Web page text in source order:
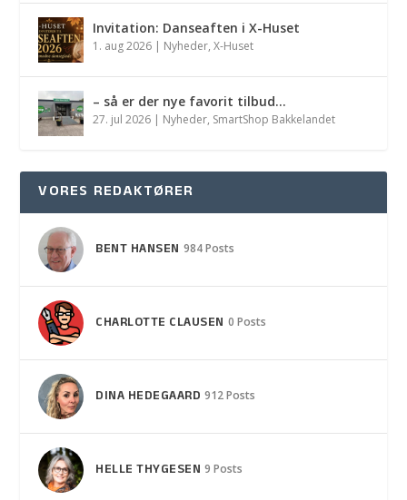
Invitation: Danseaften i X-Huset
1. aug 2026 | Nyheder,X-Huset
– så er der nye favorit tilbud…
27. jul 2026 | Nyheder, SmartShop Bakkelandet
VORES REDAKTØRER
BENT HANSEN 984 Posts
CHARLOTTE CLAUSEN 0 Posts
DINA HEDEGAARD 912 Posts
HELLE THYGESEN 9 Posts